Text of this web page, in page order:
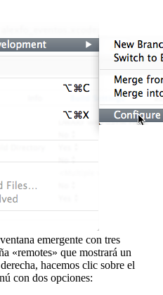
emergente con tres
«remotes» que mostrará un
hacemos clic sobre el
con dos opciones: